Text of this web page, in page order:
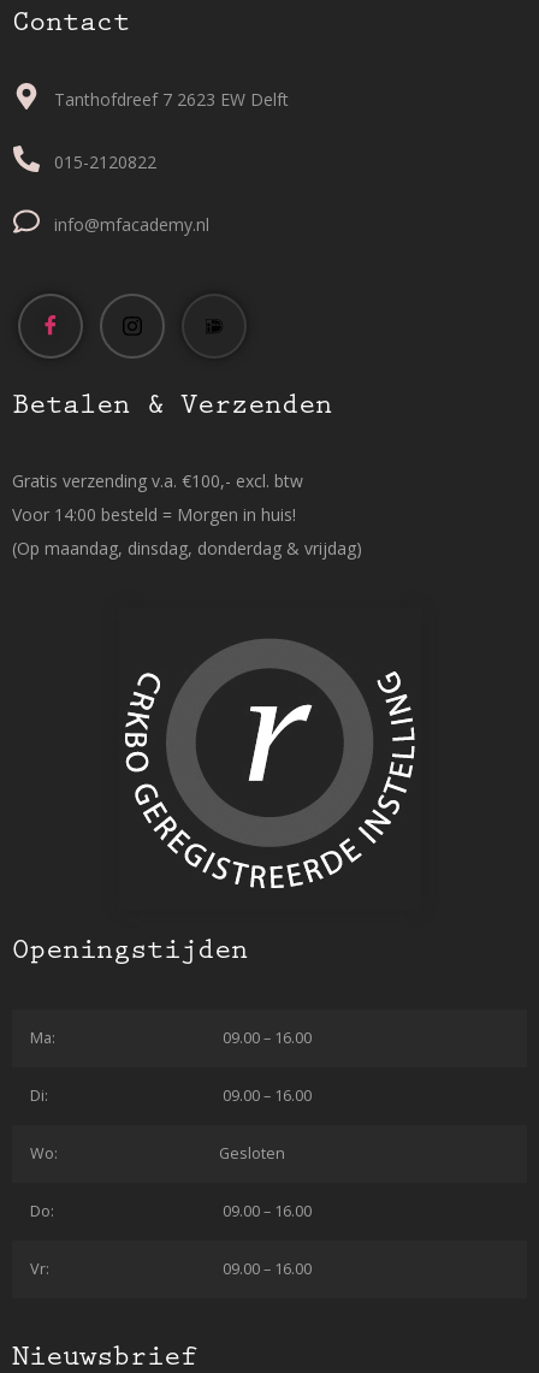
Contact
Tanthofdreef 7 2623 EW Delft
015-2120822
info@mfacademy.nl
Betalen & Verzenden
Gratis verzending v.a. €100,- excl. btw
Voor 14:00 besteld = Morgen in huis!
(Op maandag, dinsdag, donderdag & vrijdag)
Openingstijden
Ma: 09.00 – 16.00
Di: 09.00 – 16.00
Wo: Gesloten
Do: 09.00 – 16.00
Vr: 09.00 – 16.00
Nieuwsbrief